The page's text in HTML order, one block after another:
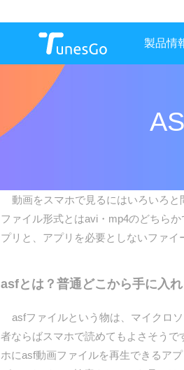
製品情
動画をスマホで見るにはいろいろと
ファイル形式とはavi・mp4のどちら
プリと、アプリを必要としないファイ
asfとは？普通どこから手に入
asfファイルという物は、マイクロ
者ならばスマホで読めてもよさそう
ホにasf動画ファイルを再生できるア